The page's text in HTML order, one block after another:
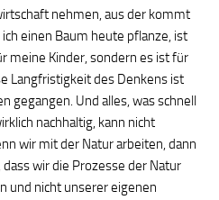
nehmen, aus der kommt
einen Baum heute pflanze, ist
meine Kinder, sondern es ist für
Langfristigkeit des Denkens ist
gegangen. Und alles, was schnell
nachhaltig, kann nicht
wir mit der Natur arbeiten, dann
wir die Prozesse der Natur
und nicht unserer eigenen